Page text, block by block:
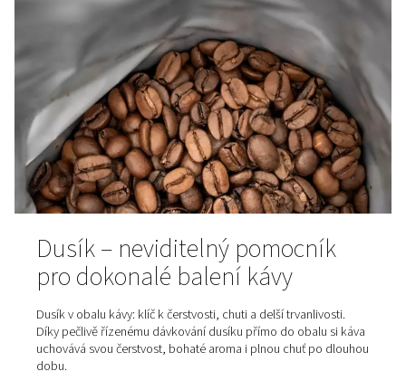
Co je certifikát čistoty
Ve výrobě potravin, balení nebo farmaceutickém
prostor pro kompromisy. Čistota dusíku rozhoduje o
bezpečnosti, trvanlivosti i souladu s přísnými normami.
proto je klíčové mít k dispozici certifikát čistoty –
který potvrzuje, že dodávaný dusík splňuje přesně
parametry. Na této stránce se dozvíte, proč je tento
důležitý, jaké výhody přináší vaší výrobě a jaké aktuální
platí v oboru.